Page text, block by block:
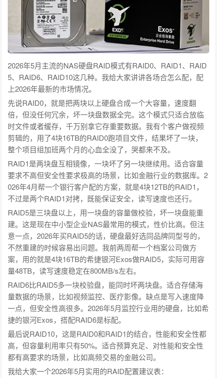
2026年5月主流的NAS硬盘RAID模式有RAID0、RAID1、RAID
5、RAID6、RAID10这几种。我给大家讲讲各场合怎么配，配
上2026年最新的市场情况。
先说RAID0，就是把两块以上硬盘合成一个大容量，速度翻
倍，但没任何冗余，坏一块盘数据全完。这个模式只适合放临
时文件或者缓存，千万别拿它存重要数据。我有个客户做视频
剪辑的，用了4块16TB的RAID0跑项目文件，结果坏了一块，
整个项目组加班两个月的心血全没了，哭都来不及。
RAID1是两块盘互相镜像，一块坏了另一块继续用。适合容量
要求不高但安全性要求极高的场景，比如金融行业的数据库。2
026年4月帮一个银行客户配的方案，就是4块12TB的RAID1，
不过是两个RAID1对拷，既能保证安全，读写速度也还行。
RAID5是三块盘以上，用一块盘的容量做校验，坏一块盘能重
建。这是现在中小型企业NAS最常用的模式，性价比高。但注
意一点，2026年买RAID5的话，硬盘最好选同品牌同型号的，
不然重建的时候容易出问题。我前两周帮一个档案公司做方
案，用的就是4块16TB的希捷银河Exos做RAID5，实际可用容
量48TB，读写速度稳定在800MB/s左右。
RAID6比RAID5多一块校验盘，能同时坏两块盘。适合存储海
量数据的场景，比如视频监控、医疗影像。缺点是写入速度降
一点，但安全性高很多。2026年5月监控行业用的硬盘，比如希
捷的银河Exos，搭配RAID6是标配。
最后说RAID10，这是RAID0和RAID1的结合，性能和安全性都
高，但容量利用率只有50%。适合预算充足、对性能和安全性
都有高要求的场景，比如高频交易的金融公司。
我给大家一个2026年5月实用的RAID配置建议表：